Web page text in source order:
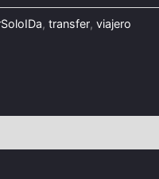
, transfer, viajero